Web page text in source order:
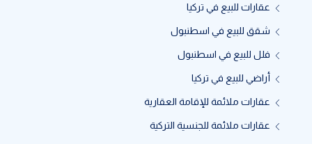
عقارات للبيع في تركيا
شقق للبيع في اسطنبول
فلل للبيع في اسطنبول
أراضي للبيع في تركيا
عقارات ملائمة للإقامة العقارية
عقارات ملائمة للجنسية التركية